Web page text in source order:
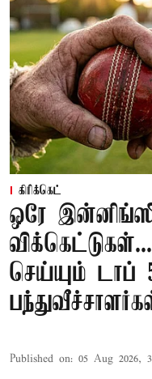
கிரிக்கெட்
ஒரே
செய்யும் டாப்
Published on: 05 Aug 2026,